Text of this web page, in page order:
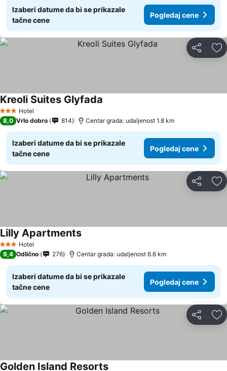
Izaberi datume da bi se prikazale
tačne cene
Pogledaj cene
Deli
3 Zvezdice
Hotel
Kreoli Suites Glyfada
8,0 Vrlo dobro 814 Centar grada: udaljenost 1.8 km
Izaberi datume da bi se prikazale
tačne cene
Pogledaj cene
Deli
3 Zvezdice
Hotel
Lilly ApartmentsPogledaj cene
9,4 Odlično 276 Centar grada: udaljenost 6.6 km
Izaberi datume da bi se prikazale
tačne cene
Pogledaj cene
Deli
Golden Island Resorts